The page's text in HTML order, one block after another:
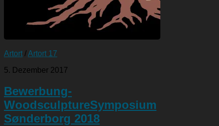
Artort /Artort 17
5. Dezember 2017
Bewerbung-
WoodsculptureSymposium
Sønderborg 2018